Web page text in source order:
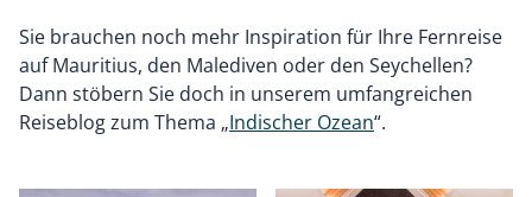
Sie brauchen noch mehr Inspiration für Ihre Fernreise
auf Mauritius, den Malediven oder den Seychellen?
Dann stöbern Sie doch in unserem umfangreichen
Reiseblog zum Thema „Indischer Ozean“.